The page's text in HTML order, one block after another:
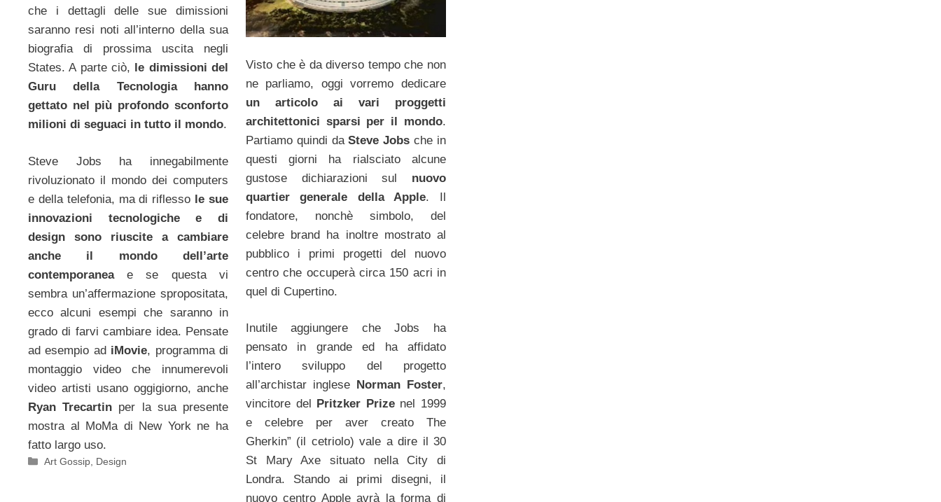
che i dettagli delle sue dimissioni
saranno resi noti all’interno della sua
biografia di prossima uscita negli
States. A parte ciò,
le dimissioni del
Guru della Tecnologia hanno
gettato nel più profondo sconforto
milioni di seguaci in tutto il mondo.
Steve Jobs ha innegabilmente
rivoluzionato il mondo dei computers
e della telefonia, ma di riflesso le sue
innovazioni tecnologiche e di
design sono riuscite a cambiare
anche il mondo dell’arte
contemporaneae se questa vi
sembra un’affermazione spropositata,
ecco alcuni esempi che saranno in
grado di farvi cambiare idea. Pensate
ad esempio ad iMovie, programma di
montaggio video che innumerevoli
video artisti usano oggigiorno, anche
Ryan Trecartin per la sua presente
mostra al MoMa di New York ne ha
fatto largo uso.
Categorie
Art Gossip Design
Visto che è da diverso tempo che non
ne parliamo, oggi vorremo dedicare
un articolo ai vari proggetti
architettonici sparsi per il mondo.
Partiamo quindi daSteve Jobsche in
questi giorni ha rialsciato alcune
gustose dichiarazioni sul nuovo
quartier generale della Apple. Il
fondatore, nonchè simbolo, del
celebre brand ha inoltre mostrato al
pubblico i primi progetti del nuovo
centro che occuperà circa 150 acri in
quel di Cupertino.
Inutile aggiungere che Jobs ha
pensato in grande ed ha affidato
l’intero sviluppo del progetto
all’archistar inglese Norman Foster,
vincitore del Pritzker Prize nel 1999
e celebre per aver creato The
Gherkin” (il cetriolo) vale a dire il 30
St Mary Axe situato nella City di
Londra. Stando ai primi disegni, il
nuovo centro Apple avrà la forma di